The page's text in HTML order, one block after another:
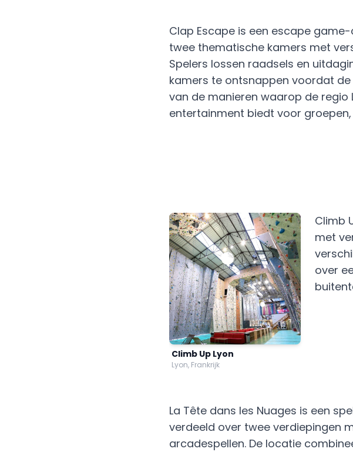
Clap Escape is een escape
twee thematische kamers met
Spelers lossen raadsels en
kamers te ontsnappen voordat de
van de manieren waarop de regio
entertainment biedt voor
Climb Up Lyon
Lyon, Frankrijk
Climb
met
over
La Tête dans les Nuages is een
verdeeld over twee verdiepingen
arcadespellen. De locatie